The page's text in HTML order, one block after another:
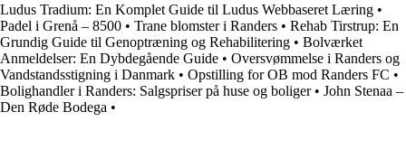
Ludus Tradium: En Komplet Guide til Ludus Webbaseret Læring •
Padel i Grenå – 8500 • Trane blomster i Randers • Rehab Tirstrup: En
Grundig Guide til Genoptræning og Rehabilitering • Bolværket
Anmeldelser: En Dybdegående Guide • Oversvømmelse i Randers og
Vandstandsstigning i Danmark • Opstilling for OB mod Randers FC •
Bolighandler i Randers: Salgspriser på huse og boliger• John Stenaa –
Den Røde Bodega •